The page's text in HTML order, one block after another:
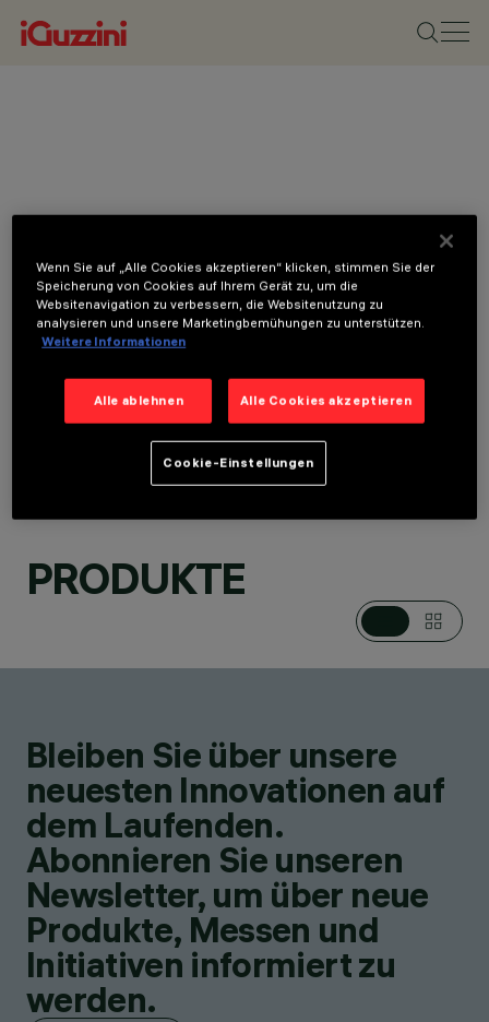
DESIGN
SHOP ONLINE
PRODUKTE
Bleiben Sie über unsere
neuesten Innovationen auf
dem Laufenden.
Abonnieren Sie unseren
Newsletter, um über neue
Produkte, Messen und
Initiativen informiert zu
werden.
Wenn Sie auf „Alle Cookies akzeptieren“ klicken, stimmen Sie der
Speicherung von Cookies auf Ihrem Gerät zu, um die
Websitenavigation zu verbessern, die Websitenutzung zu
analysieren und unsere Marketingbemühungen zu unterstützen.
Weitere Informationen
Alle ablehnen Alle Cookies akzeptieren
Cookie-Einstellungen